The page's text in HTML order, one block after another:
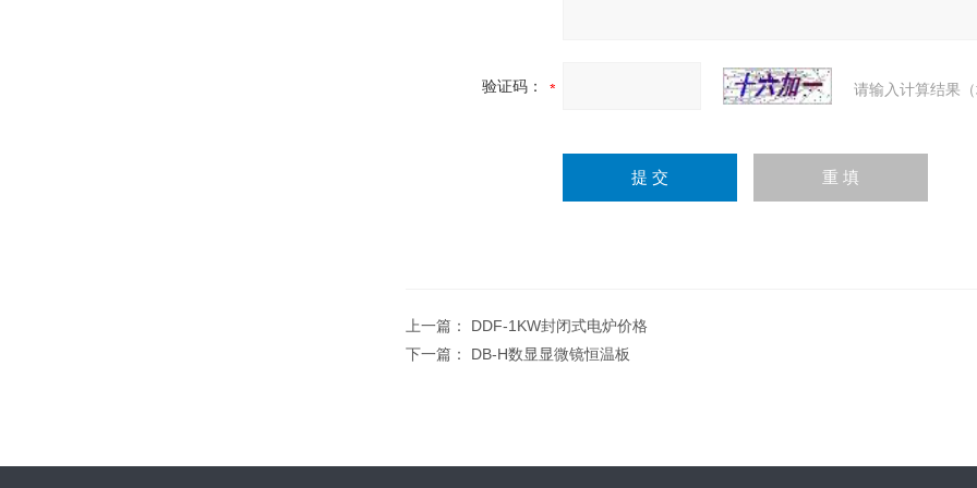
验证码： 请输入计算结果
上一篇： DDF-1KW封闭式电炉价格
下一篇： DB-H数显显微镜恒温板